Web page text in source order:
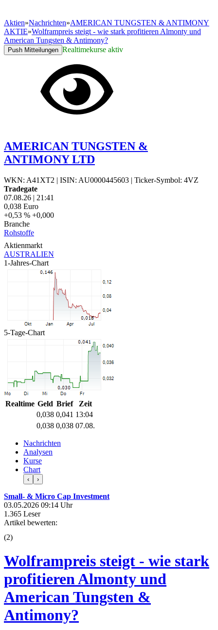
Aktien»Nachrichten»AMERICAN TUNGSTEN & ANTIMONY
AKTIE»Wolframpreis steigt - wie stark profitieren Almonty und
American Tungsten & Antimony?
Push Mitteilungen Realtimekurse aktiv
AMERICAN TUNGSTEN &
ANTIMONY LTD
WKN: A41XT2 | ISIN: AU0000445603 | Ticker-Symbol: 4VZ
Tradegate
07.08.26 | 21:41
0,038 Euro
+0,53 % +0,000
Branche
Rohstoffe
Aktienmarkt
AUSTRALIEN
1-Jahres-Chart
5-Tage-Chart
Realtime Geld Brief
Zeit
0,038 0,041 13:04
0,038 0,038 07.08.
Nachrichten
Analysen
Kurse
Chart
‹ ›
Small- & Micro Cap Investment
03.05.2026 09:14 Uhr
1.365 Leser
Artikel bewerten:
(2)
Wolframpreis steigt - wie stark
profitieren Almonty und
American Tungsten &
Antimony?